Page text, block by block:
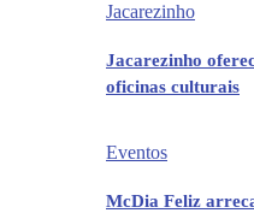
Jacarezinho
Jacarezinho
oficinas culturais
Eventos
McDia Feliz